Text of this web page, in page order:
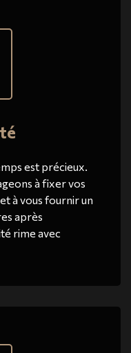
est précieux.
à fixer vos
à vous fournir un
après
rime avec